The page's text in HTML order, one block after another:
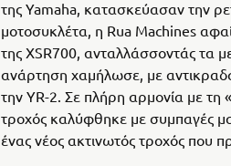
της Yamaha, κατασκεύασαν την
μοτοσυκλέτα, η Rua Machines
της XSR700, ανταλλάσσοντάς τα
ανάρτηση χαμήλωσε, με
την YR-2. Σε πλήρη αρμονία με τη
τροχός καλύφθηκε με συμπαγές
ένας νέος ακτινωτός τροχός που